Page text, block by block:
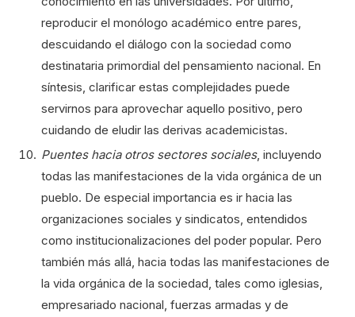
reproducir el monólogo académico entre pares,
descuidando el diálogo con la sociedad como
destinataria primordial del pensamiento nacional. En
síntesis, clarificar estas complejidades puede
servirnos para aprovechar aquello positivo, pero
cuidando de eludir las derivas academicistas.
Puentes hacia otros sectores sociales, incluyendo
todas las manifestaciones de la vida orgánica de un
pueblo. De especial importancia es ir hacia las
organizaciones sociales y sindicatos, entendidos
como institucionalizaciones del poder popular. Pero
también más allá, hacia todas las manifestaciones de
la vida orgánica de la sociedad, tales como iglesias,
empresariado nacional, fuerzas armadas y de